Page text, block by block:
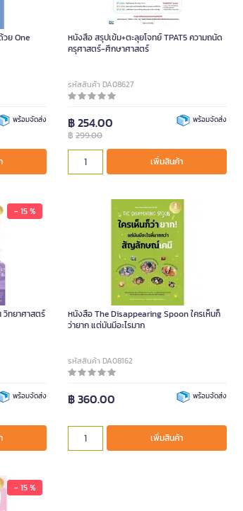
ย One
พร้อมจัดส่ง
หนังสือ สรุปเข้ม+ตะลุยโจทย์ TPAT5 ความถนัด
ครุศาสตร์-ศึกษาศาสตร์
รหัสสินค้า DA08627
฿ 254.00
฿299.00
พร้อมจัดส่ง
เพิ่มสินค้า
- 15 %
วิทยาศาสตร์
พร้อมจัดส่ง
หนังสือ The Disappearing Spoon ใครเห็นก็
ว่ายาก แต่มันมีอะไรมาก
รหัสสินค้า DA08162
฿ 360.00 พร้อมจัดส่ง
เพิ่มสินค้า
- 15 %